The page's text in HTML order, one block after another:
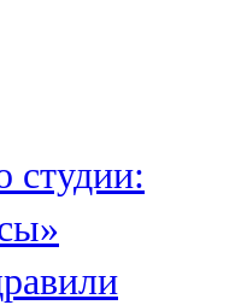
студии: